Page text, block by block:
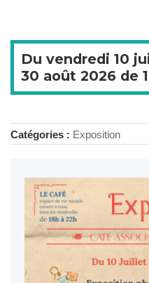
Du vendredi 10
30 août 2026 de
Catégories : Exposition